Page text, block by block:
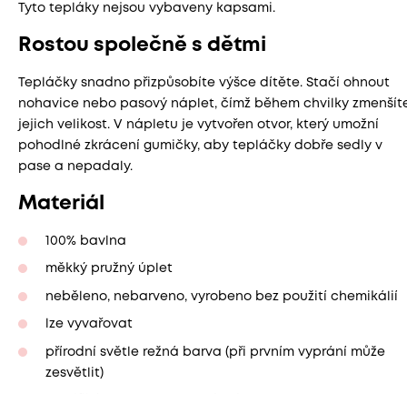
Tyto tepláky nejsou vybaveny kapsami.
Rostou společně s dětmi
Tepláčky snadno přizpůsobíte výšce dítěte. Stačí ohnout
nohavice nebo pasový náplet, čímž během chvilky
jejich velikost. V nápletu je vytvořen otvor, který umožní
pohodlné zkrácení gumičky, aby tepláčky dobře sedly v
pase a nepadaly.
Materiál
100% bavlna
měkký pružný úplet
neběleno, nebarveno, vyrobeno bez použití chemikálií
lze vyvařovat
přírodní světle režná barva (při prvním vyprání může
zesvětlit)